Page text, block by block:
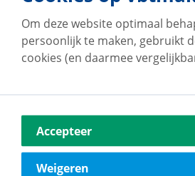
Vestdijk 180
5611 CZ Eindhoven
040-2696949
Om deze website optimaal
persoonlijk te maken, gebruikt
cookies (en daarmee
Accepteer
Weigeren